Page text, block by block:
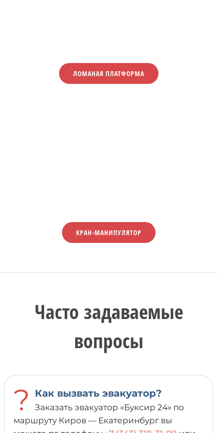
ЛОМАНАЯ ПЛАТФОРМА
КРАН-МАНИПУЛЯТОР
Часто задаваемые
вопросы
? Как вызвать эвакуатор?
Заказать эвакуатор «Буксир 24» по
маршруту Киров — Екатеринбург вы